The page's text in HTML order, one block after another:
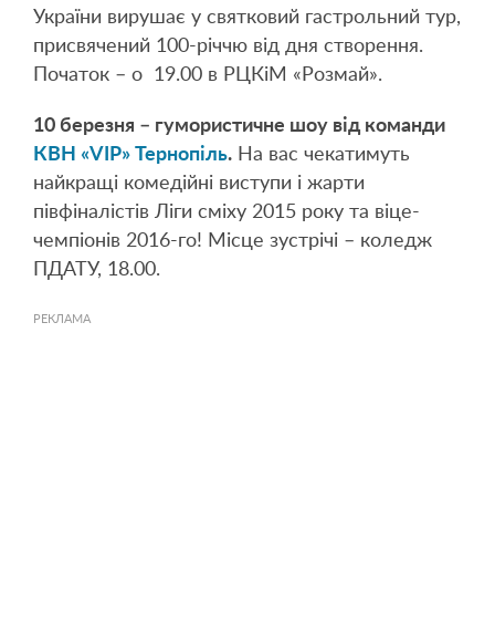
України вирушає у святковий гастрольний тур,
присвячений 100-річчю від дня створення.
Початок – о 19.00 в РЦКіМ «Розмай».
10 березня – гумористичне шоу від команди
КВН «VIP» Тернопіль. На вас чекатимуть
найкращі комедійні виступи і жарти
півфіналістів Ліги сміху 2015 року та віце-
чемпіонів 2016-го! Місце зустрічі – коледж
ПДАТУ, 18.00.
РЕКЛАМА